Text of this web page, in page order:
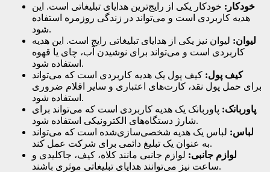
خودکار : خودکار یکی از رایج‌ترین هدایای تبلیغاتی است. این
هدیه کاربردی است و می‌تواند در زندگی روزمره استفاده
شود.
لیوان: لیوان نیز یکی از هدایای تبلیغاتی رایج است. این هدیه
کاربردی است و می‌تواند برای نوشیدن آب، چای یا قهوه
استفاده شود.
کیف پول: کیف پول یک هدیه کاربردی است که می‌تواند
برای حمل پول نقد، کارت‌های اعتباری و سایر اقلام ضروری
استفاده شود.
پاوربانک: پاوربانک یک هدیه کاربردی است که می‌تواند برای
شارژ دستگاه‌های الکترونیکی استفاده شود.
لباس: لباس یک هدیه شخصی‌سازی‌شده است که می‌تواند
به عنوان یک تبلیغ دائمی برای شرکت عمل کند.
لوازم جانبی: لوازم جانبی مانند کلاه، کیف، جاکلیدی و
ساعت نیز می‌توانند هدایای تبلیغاتی موثری باشند.